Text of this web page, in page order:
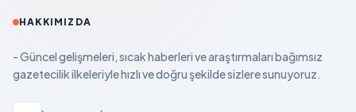
HAKKIMIZDA
- Güncel gelişmeleri, sıcak haberleri ve araştırmaları bağımsız
gazetecilik ilkeleriyle hızlı ve doğru şekilde sizlere sunuyoruz.